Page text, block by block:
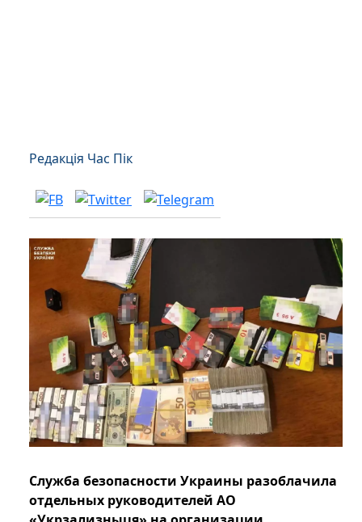
Редакція Час Пік
Служба безопасности Украины разоблачила
отдельных руководителей АО